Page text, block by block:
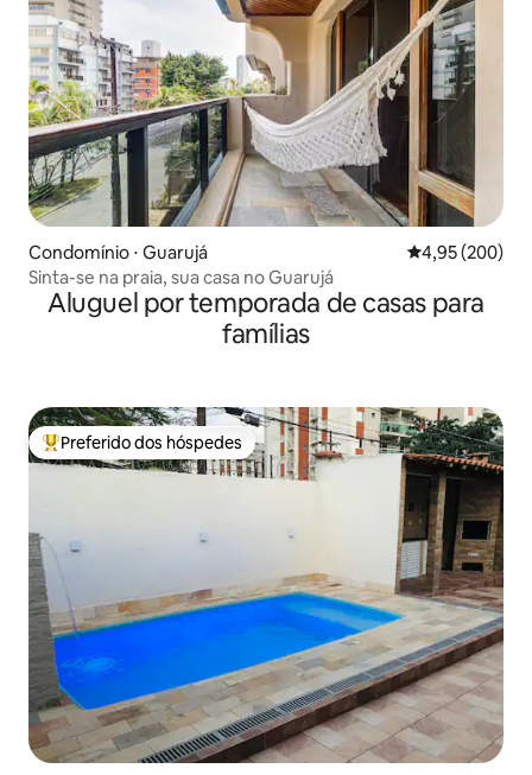
Condomínio ⋅ Guarujá 4,95 de uma
4,95 (200)
Sinta-se na praia, sua casa no Guarujá
Aluguel por temporada de casas para
famílias
Entre os melhores preferidos dos hóspedes
Preferido dos hóspedes